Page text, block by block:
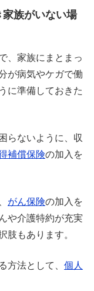
族がいない場
、家族にまとまっ
が病気やケガで働
に準備しておきた
らないように、収
補償保険の加入を
がん保険の加入を
や介護特約が充実
肢もあります。
方法として、 個人